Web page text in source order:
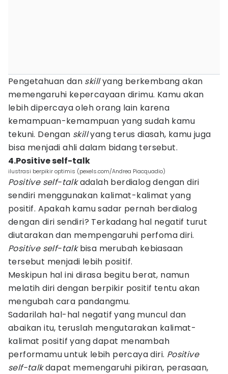
Pengetahuan dan skillyang berkembang akan
memengaruhi kepercayaan dirimu. Kamu akan
lebih dipercaya oleh orang lain karena
kemampuan-kemampuan yang sudah kamu
tekuni. Dengan skillyang terus diasah, kamu juga
bisa menjadi ahli dalam bidang tersebut.
4.Positive self-talk
ilustrasi berpikir optimis (pexels.com/Andrea Piacquadio)
Positive self-talkadalah berdialog dengan diri
sendiri menggunakan kalimat-kalimat yang
positif. Apakah kamu sadar pernah berdialog
dengan diri sendiri? Terkadang hal negatif turut
diutarakan dan mempengaruhi perfoma diri.
Positive self-talkbisa merubah kebiasaan
tersebut menjadi lebih positif.
Meskipun hal ini dirasa begitu berat, namun
melatih diri dengan berpikir positif tentu akan
mengubah cara pandangmu.
Sadarilah hal-hal negatif yang muncul dan
abaikan itu, teruslah mengutarakan kalimat-
kalimat positif yang dapat menambah
performamu untuk lebih percaya diri. Positive
self-talkdapat memengaruhi pikiran, perasaan,